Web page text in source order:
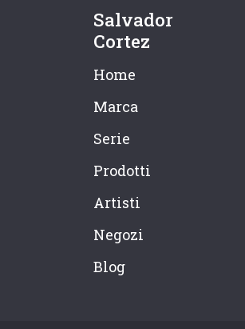
Salvador
Cortez
Home
Marca
Serie
Prodotti
Artisti
Negozi
Blog